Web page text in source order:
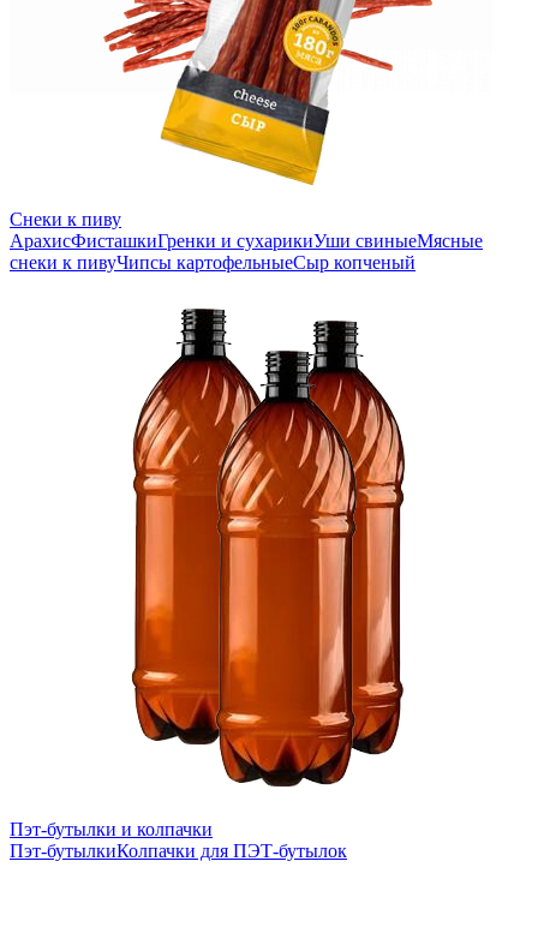
Снеки к пиву
АрахисФисташкиГренки и сухарикиУши свиныеМясные
снеки к пивуЧипсы картофельныеСыр копченый
Пэт-бутылки и колпачки
Пэт-бутылкиКолпачки для ПЭТ-бутылок